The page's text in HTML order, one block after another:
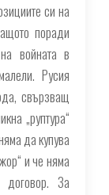
си на
поради
войната в
Русия
свързващ
„руптура“
да купува
и че няма
За